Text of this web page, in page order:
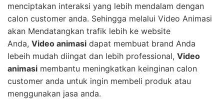
menciptakan interaksi yang lebih mendalam dengan
calon customer anda. Sehingga melalui Video Animasi
akan Mendatangkan trafik lebih ke website
Anda, Video animasi dapat membuat brand Anda
lebeih mudah diingat dan lebih professional, Video
animasi membantu meningkatkan keinginan calon
customer anda untuk ingin membeli produk atau
menggunakan jasa anda.